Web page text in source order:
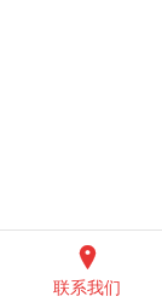

联系我们